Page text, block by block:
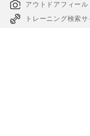
アウトドアフィー
トレーニング検索